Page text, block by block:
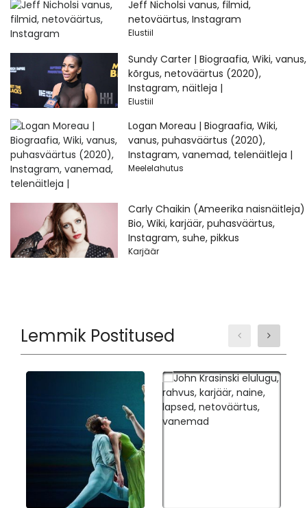
Jeff Nicholsi vanus, filmid,
netoväärtus, Instagram
Elustiil
Sundy Carter | Biograafia, Wiki, vanus,
kõrgus, netoväärtus (2020),
Instagram, näitleja |
Elustiil
Logan Moreau | Biograafia, Wiki,
vanus, puhasväärtus (2020),
Instagram, vanemad, telenäitleja |
Meelelahutus
Carly Chaikin (Ameerika naisnäitleja)
Bio, Wiki, karjäär, puhasväärtus,
Instagram, suhe, pikkus
Karjäär
Lemmik Postitused